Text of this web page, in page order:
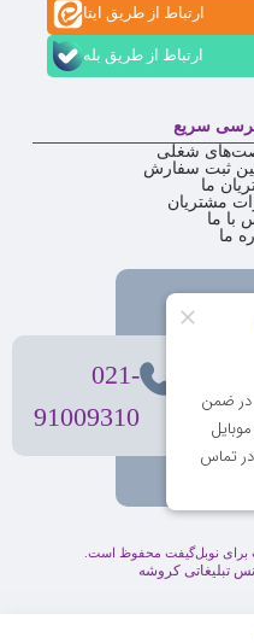
ارتباط از طریق ایتا
ارتباط از طریق بله
سریع
شغلی
ثبت سفارش
ما
مشتریان
با ما
ما
021-
91009310
برای نوبل‌گیفت محفوظ است.
تبلیغاتی کروشه